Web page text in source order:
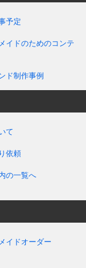
予定
イドのためのコンテ
ド制作事例
て
依頼
の一覧へ
イドオーダー